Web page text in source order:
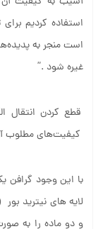
استفاده کردیم
است منجر به
غیره شود .”
قطع کردن انتقال
کیفیت‌های مطلوب
با این وجود گرافن
و دو ماده را به